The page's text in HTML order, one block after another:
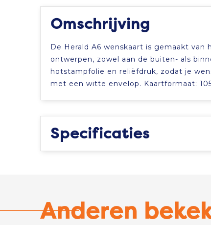
Omschrijving
De Herald A6 wenskaart is gemaakt
ontwerpen, zowel aan de buiten- als
hotstampfolie en reliëfdruk, zodat je
met een witte envelop. Kaartformaat:
Specificaties
Anderen